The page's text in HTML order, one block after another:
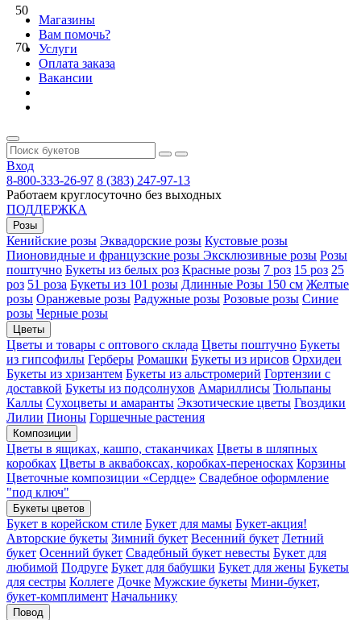
Магазины
Вам помочь?
Услуги
Оплата заказа
Вакансии
Вход
8-800-333-26-97 8 (383) 247-97-13
Работаем круглосуточно без выходных
ПОДДЕРЖКА
Розы
Кенийские розы Эквадорские розы Кустовые розы
Пионовидные и французские розы Эксклюзивные розы Розы
поштучно Букеты из белых роз Красные розы 7 роз 15 роз 25
роз 51 роза Букеты из 101 розы Длинные Розы 150 см Желтые
розы Оранжевые розы Радужные розы Розовые розы Синие
розы Черные розы
Цветы
Цветы и товары с оптового склада Цветы поштучно Букеты
из гипсофилы Герберы Ромашки Букеты из ирисов Орхидеи
Букеты из хризантем Букеты из альстромерий Гортензии с
доставкой Букеты из подсолнухов Амариллисы Тюльпаны
Каллы Сухоцветы и амаранты Экзотические цветы Гвоздики
Лилии Пионы Горшечные растения
Композиции
Цветы в ящиках, кашпо, стаканчиках Цветы в шляпных
коробках Цветы в аквабоксах, коробках-переносках Корзины
Цветочные композиции «Сердце» Свадебное оформление
"под ключ"
Букеты цветов
Букет в корейском стиле Букет для мамы Букет-акция!
Авторские букеты Зимний букет Весенний букет Летний
букет Осенний букет Свадебный букет невесты Букет для
любимой Подруге Букет для бабушки Букет для жены Букеты
для сестры Коллеге Дочке Мужские букеты Мини-букет,
букет-комплимент Начальнику
Повод
50
70